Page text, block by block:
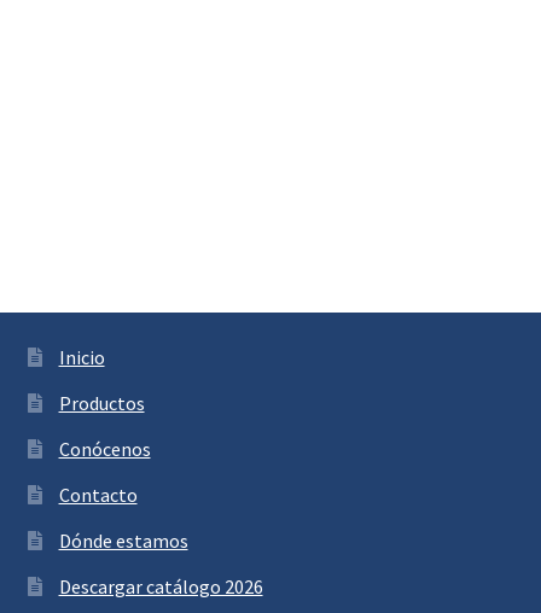
Inicio
Productos
Conócenos
Contacto
Dónde estamos
Descargar catálogo 2026